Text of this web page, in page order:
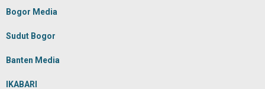
Bogor Media
Sudut Bogor
Banten Media
IKABARI